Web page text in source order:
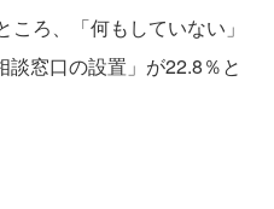
ろ、「何もしていない」
窓口の設置」が22.8％と